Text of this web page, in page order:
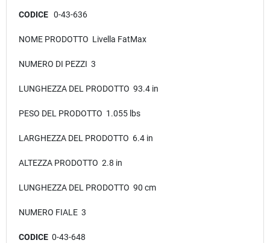
CODICE 0-43-636
NOME PRODOTTO Livella FatMax
NUMERO DI PEZZI 3
LUNGHEZZA DEL PRODOTTO 93.4 in
PESO DEL PRODOTTO 1.055 lbs
LARGHEZZA DEL PRODOTTO 6.4 in
ALTEZZA PRODOTTO 2.8 in
LUNGHEZZA DEL PRODOTTO 90 cm
NUMERO FIALE 3
CODICE 0-43-648